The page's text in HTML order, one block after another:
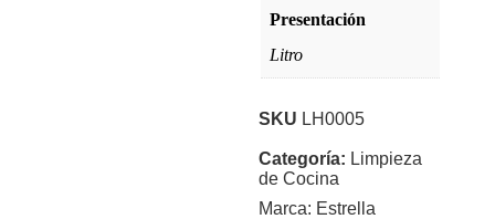
Presentación
Litro
SKU LH0005
Categoría: Limpieza
de Cocina
Marca: Estrella